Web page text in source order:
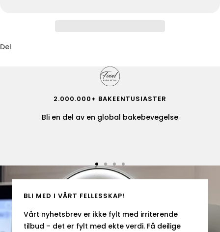
Del
2.000.000+ BAKEENTUSIASTER
Bli en del av en global bakebevegelse
Gå
til
lysbilde
Gå
til
lysbilde
Gå
til
lysbilde
Gå
til
lysbilde
BLI MED I VÅRT FELLESSKAP!
Vårt nyhetsbrev er ikke fylt med irriterende
tilbud – det er fylt med ekte verdi. Få deilige